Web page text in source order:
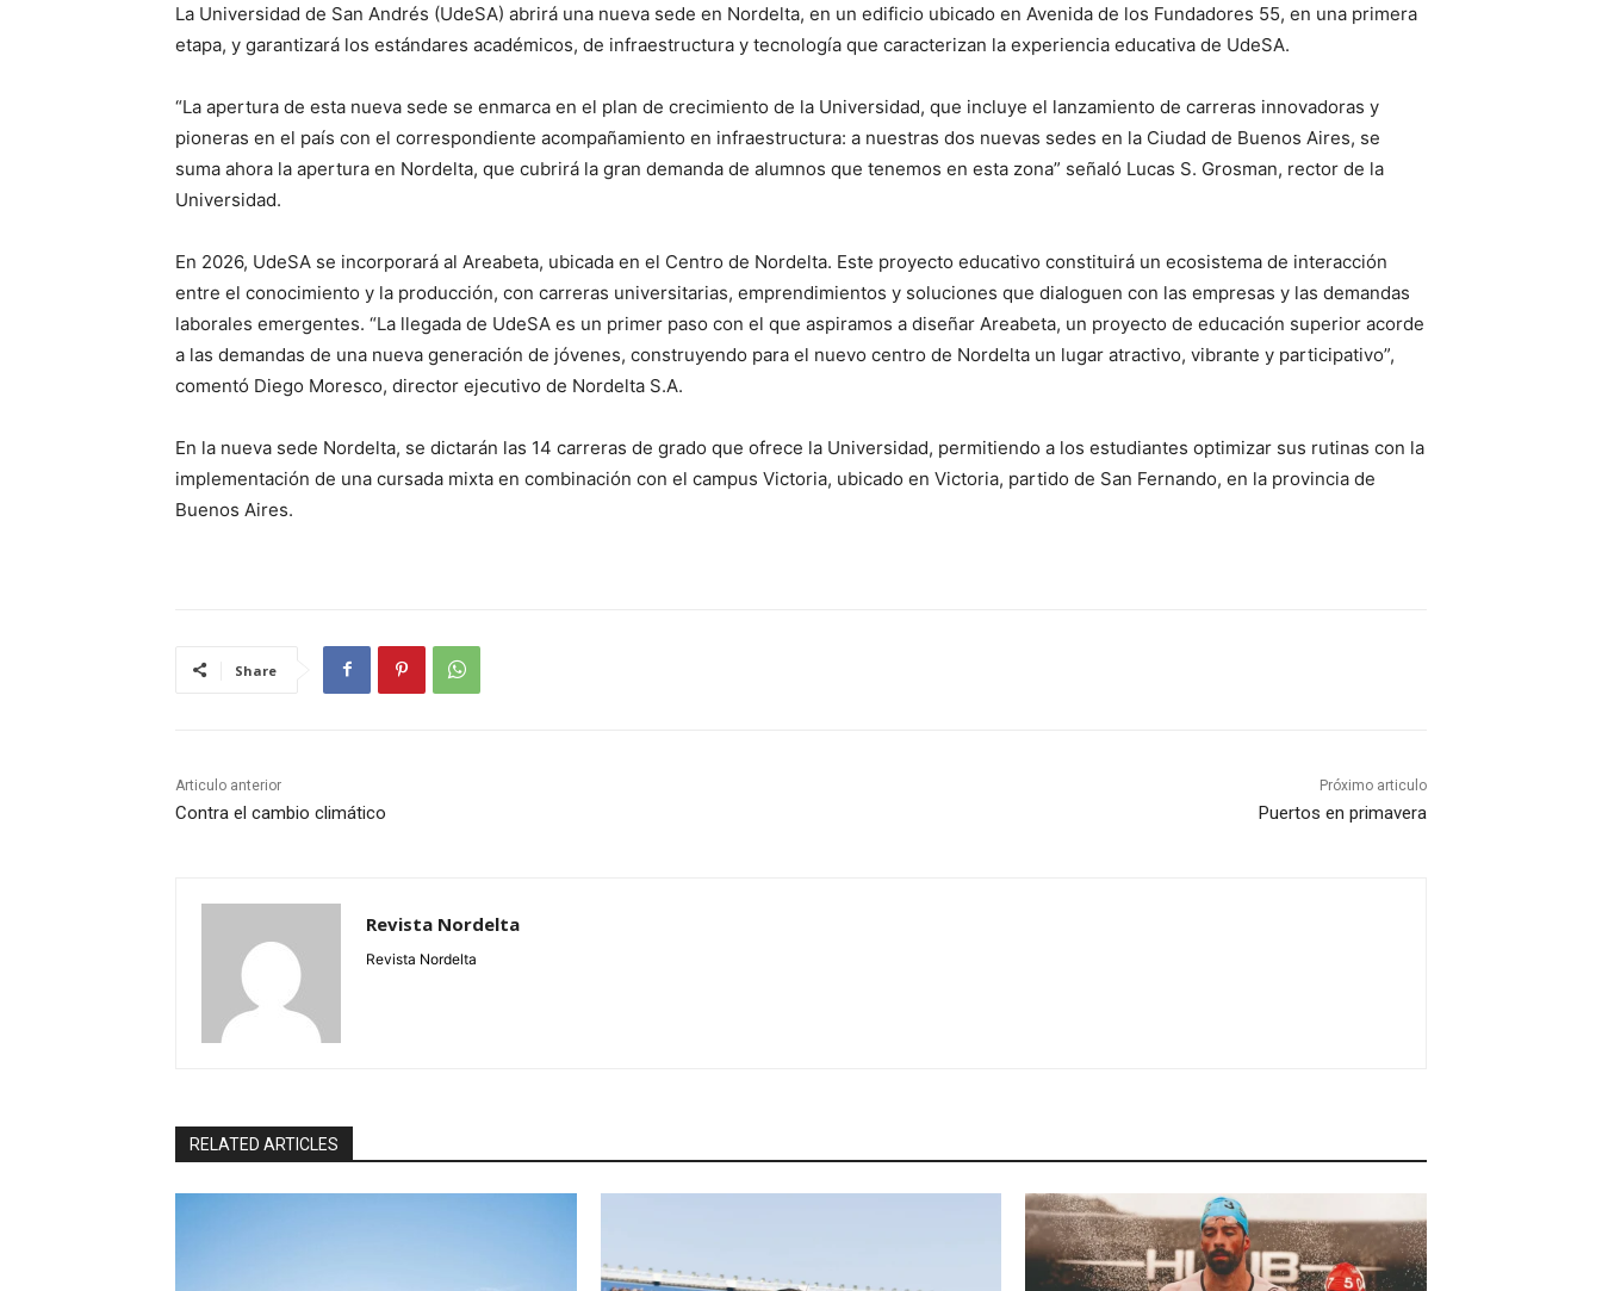
La Universidad de San Andrés (UdeSA) abrirá una nueva sede en Nordelta, en un edificio ubicado en Avenida de los Fundadores 55, en una primera
etapa, y garantizará los estándares académicos, de infraestructura y tecnología que caracterizan la experiencia educativa de UdeSA.
“La apertura de esta nueva sede se enmarca en el plan de crecimiento de la Universidad, que incluye el lanzamiento de carreras innovadoras y
pioneras en el país con el correspondiente acompañamiento en infraestructura: a nuestras dos nuevas sedes en la Ciudad de Buenos Aires, se
suma ahora la apertura en Nordelta, que cubrirá la gran demanda de alumnos que tenemos en esta zona” señaló Lucas S. Grosman, rector de la
Universidad.
En 2026, UdeSA se incorporará al Areabeta, ubicada en el Centro de Nordelta. Este proyecto educativo constituirá un ecosistema de interacción
entre el conocimiento y la producción, con carreras universitarias, emprendimientos y soluciones que dialoguen con las empresas y las demandas
laborales emergentes. “La llegada de UdeSA es un primer paso con el que aspiramos a diseñar Areabeta, un proyecto de educación superior acorde
a las demandas de una nueva generación de jóvenes, construyendo para el nuevo centro de Nordelta un lugar atractivo, vibrante y participativo”,
comentó Diego Moresco, director ejecutivo de Nordelta S.A.
En la nueva sede Nordelta, se dictarán las 14 carreras de grado que ofrece la Universidad, permitiendo a los estudiantes optimizar sus rutinas con la
implementación de una cursada mixta en combinación con el campus Victoria, ubicado en Victoria, partido de San Fernando, en la provincia de
Buenos Aires.
Share
Articulo anterior
Contra el cambio climático
Próximo articulo
Puertos en primavera
Revista Nordelta
Revista Nordelta
RELATED ARTICLES